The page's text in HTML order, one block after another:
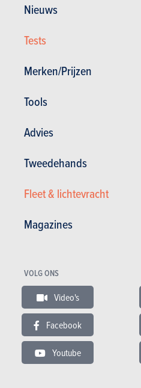
Nieuws
Tests
Merken/Prijzen
Tools
Advies
Tweedehands
Fleet & lichtevracht
Magazines
VOLG ONS
Video's
Facebook
Youtube
Mag het toch wat
Package aan, dat de
klanten kiezen tussen twee
specifieke 21-duimvelgen en